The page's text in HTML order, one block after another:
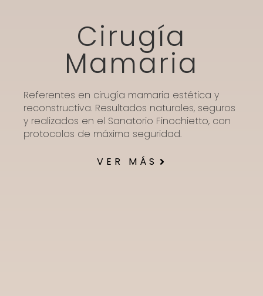
Cirugía
Mamaria
Referentes en cirugía mamaria estética y
reconstructiva. Resultados naturales, seguros
y realizados en el Sanatorio Finochietto, con
protocolos de máxima seguridad.
VER MÁS